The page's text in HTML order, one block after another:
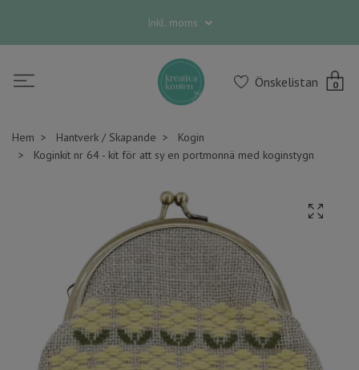
Inkl. moms
Önskelistan 0
Hem Hantverk / Skapande
Kogin
Koginkit nr 64 - kit för att sy en portmonnä med koginstygn